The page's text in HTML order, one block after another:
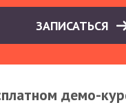
ЗАПИСАТЬСЯ
демо-